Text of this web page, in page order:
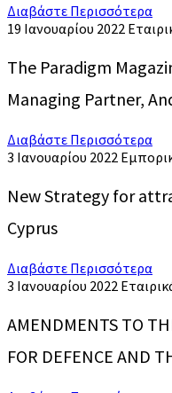
Διαβάστε Περισσότερα
19 Ιανουαρίου 2022
The Paradigm
Managing Partner,
Διαβάστε Περισσότερα
3 Ιανουαρίου 2022
New Strategy for
Cyprus
Διαβάστε Περισσότερα
3 Ιανουαρίου 2022
AMENDMENTS TO
FOR DEFENCE AND